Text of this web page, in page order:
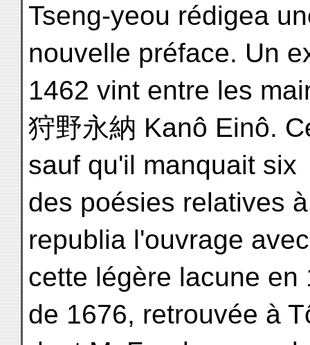
Tseng-yeou rédigea
nouvelle préface. Un
1462 vint entre les
狩野永納 Kanô Einô.
sauf qu'il manquait six
des poésies relatives
republia l'ouvrage avec
cette légère lacune
de 1676, retrouvée à